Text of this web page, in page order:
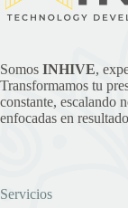
Somos INHIVE,
Transformamos tu
constante, escalando
enfocadas en
Servicios